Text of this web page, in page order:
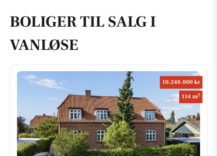
BOLIGER TIL SALG I
VANLØSE
10.248.000 kr
114 m2